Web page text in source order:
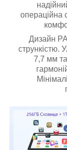
операційна
Дизайн
стрункістю.
7,7 мм